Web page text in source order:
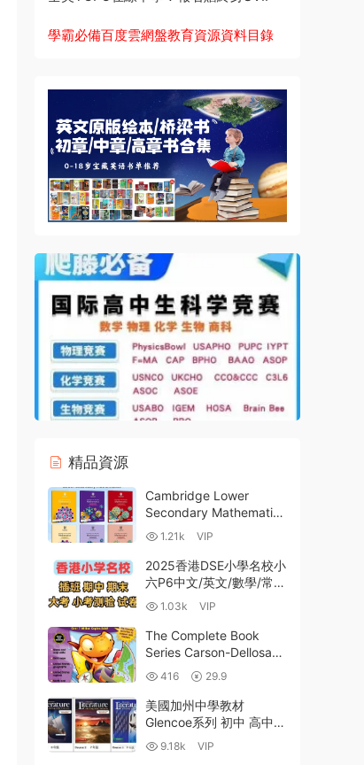
學霸必備百度雲網盤教育資源資料目錄
精品資源
Cambridge Lower
Secondary Mathematics
7-9 劍橋國際初中數學教
材 學生用書+練習冊+答
案 全彩PDF 百度網盤
1.21k VIP
2025香港DSE小學名校小
六P6中文/英文/數學/常識
四科千份小六插班真題試
卷+期中期末大考小考測
驗練習資源大全
PDF+WORD電子版下載
1.03k VIP
The Complete Book
Series Carson-Dellosa跨
學科幼兒園小學練習冊 高
清PDF 百度網盤下載
416 29.9
美國加州中學教材
Glencoe系列 初中 高中
15門學科 全彩PDF 百度
雲網盤下載-12GB
9.18k VIP